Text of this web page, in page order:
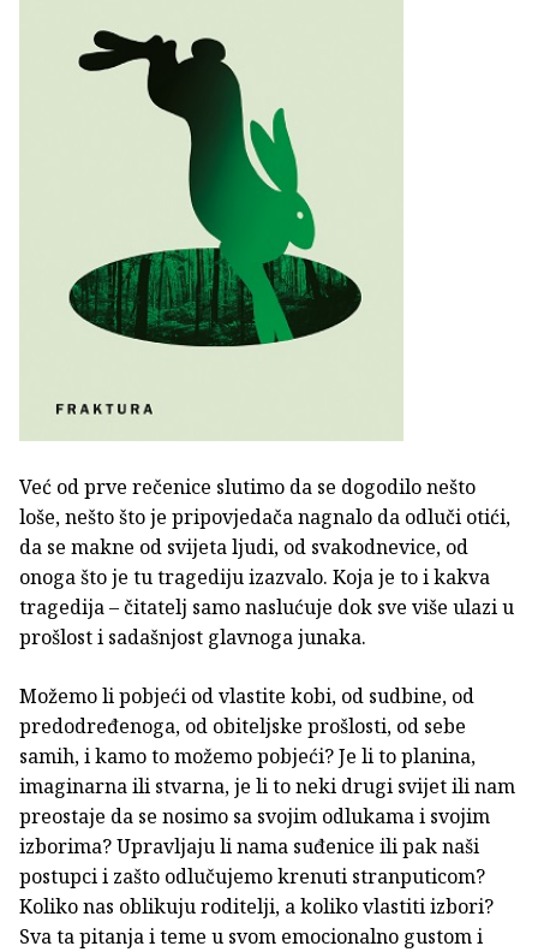
Već od prve rečenice slutimo da se dogodilo nešto
loše, nešto što je pripovjedača nagnalo da odluči otići,
da se makne od svijeta ljudi, od svakodnevice, od
onoga što je tu tragediju izazvalo. Koja je to i kakva
tragedija – čitatelj samo naslućuje dok sve više ulazi u
prošlost i sadašnjost glavnoga junaka.
Možemo li pobjeći od vlastite kobi, od sudbine, od
predodređenoga, od obiteljske prošlosti, od sebe
samih, i kamo to možemo pobjeći? Je li to planina,
imaginarna ili stvarna, je li to neki drugi svijet ili nam
preostaje da se nosimo sa svojim odlukama i svojim
izborima? Upravljaju li nama suđenice ili pak naši
postupci i zašto odlučujemo krenuti stranputicom?
Koliko nas oblikuju roditelji, a koliko vlastiti izbori?
Sva ta pitanja i teme u svom emocionalno gustom i